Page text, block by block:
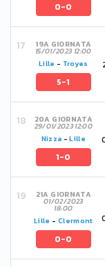
0-0
19A GIORNATA
15/01/2023 12:00
Lille - Troyes
5-1
20A GIORNATA
29/01/2023 12:00
Nizza -Lille
1-0
21A GIORNATA
01/02/2023
18:00
Lille - Clermont
0-0